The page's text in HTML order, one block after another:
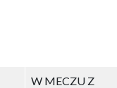
W MECZU Z